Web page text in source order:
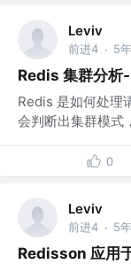
Leviv
前进4 · 5
Redis 集群分析
Redis 是如何处理
会判断出集群模式
0
Leviv
前进4 · 5
Redisson 应用